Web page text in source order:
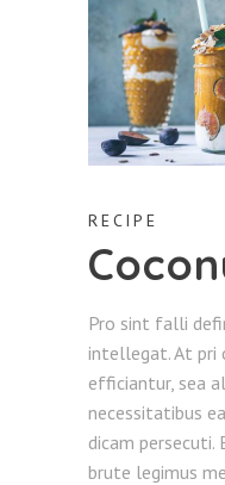
RECIPE
Pro sint falli
intellegat. At pri
efficiantur, sea
necessitatibus
dicam persecuti.
brute legimus